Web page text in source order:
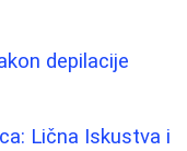
depilacije
Lična Iskustva i